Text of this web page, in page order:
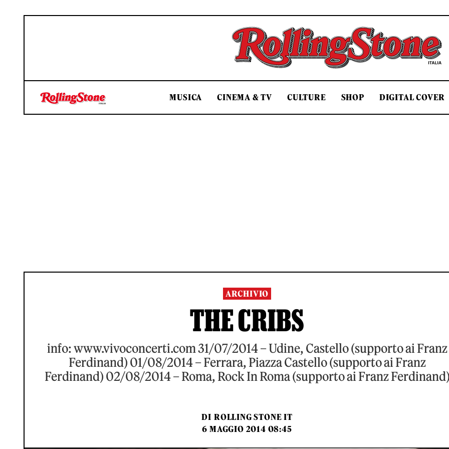
Rolling Stone Italia
MUSICA CINEMA & TV CULTURE SHOP DIGITAL COVER
ARCHIVIO
THE CRIBS
info: www.vivoconcerti.com 31/07/2014 – Udine, Castello (supporto ai Franz
Ferdinand) 01/08/2014 – Ferrara, Piazza Castello (supporto ai Franz
Ferdinand) 02/08/2014 – Roma, Rock In Roma (supporto ai Franz
DI ROLLING STONE IT
6 MAGGIO 2014 08:45